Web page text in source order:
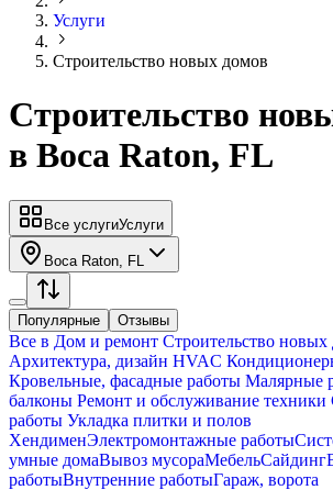
Услуги
Строительство новых домов
Строительство
в Boca Raton, FL
Все услугиУслуги
Boca Raton, FL
Популярные Отзывы
Все в Дом и ремонт Строительство новых
Архитектура, дизайн HVAC
Кровельные, фасадные работы Малярные
балконы Ремонт и обслуживание техники
работы Укладка плитки и полов
ХендименЭлектромонтажные работы
умные домаВывоз мусораМебельСайдинг
работыВнутренние работыГараж, ворота